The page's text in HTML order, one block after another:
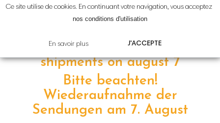
Attention!Reprise
Please note! resumption of
shipments onaugust 7
Bitte beachten!
Wiederaufnahme der
Sendungen am 7. August
Ce site utilise de cookies. En continuant votre navigation, vous acceptez
nos conditions d'utilisation
En savoir plus J'ACCEPTE